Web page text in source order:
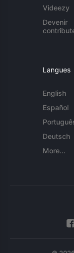
Videezy
Devenir
Langues
English
Español
Deutsch
More...